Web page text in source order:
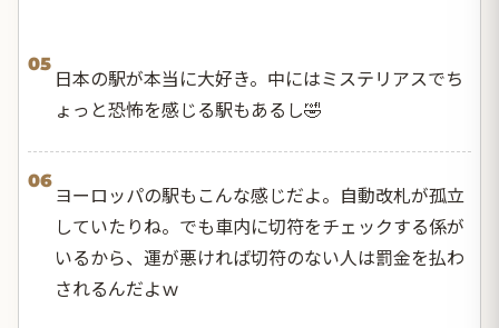
05
日本の駅が本当に大好き。中にはミステリアスでち
ょっと恐怖を感じる駅もあるし🤣
06
ヨーロッパの駅もこんな感じだよ。自動改札が孤立
していたりね。でも車内に切符をチェックする係が
いるから、運が悪ければ切符のない人は罰金を払わ
されるんだよｗ